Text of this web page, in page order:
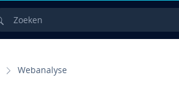
Zoeken
We­ba­na­ly­se